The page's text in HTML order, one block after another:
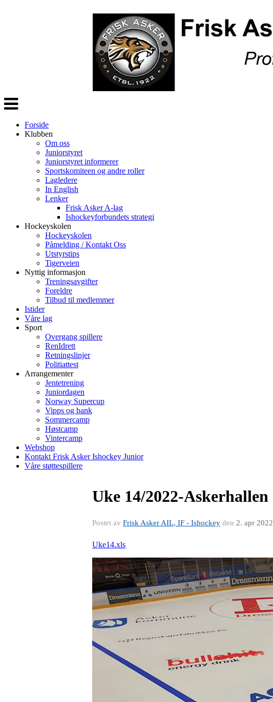
Veksle
navigasjon
Forside
Klubben
Om oss
Juniorstyret
Juniorstyret informerer
Sportskomiteen og andre roller
Lagledere
In English
Lenker
Frisk Asker A-lag
Ishockeyforbundets strategi
Hockeyskolen
Hockeyskolen
Påmelding / Kontakt Oss
Utstyrstips
Tigerveien
Nyttig informasjon
Treningsavgifter
Foreldre
Tilbud til medlemmer
Istider
Våre lag
Sport
Overgang spillere
RenIdrett
Retningslinjer
Politiattest
Arrangementer
Jentetrening
Juniordagen
Norway Supercup
Vipps og bank
Sommercamp
Høstcamp
Vintercamp
Webshop
Kontakt Frisk Asker Ishockey Junior
Våre støttespillere
Uke 14/2022-Askerhallen
Postet av Frisk Asker AIL, IF - Ishockey den 2. apr 2022
Uke14.xls